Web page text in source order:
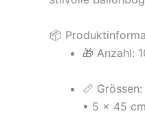
📦
🎁 Anzahl:
📏 Grössen:
• 5 × 45 cm